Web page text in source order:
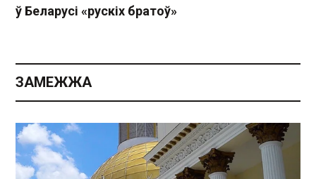
ў Беларусі «рускіх братоў»
ЗАМЕЖЖА